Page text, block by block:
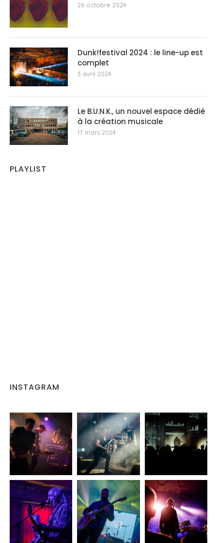
26 octobre 2024
Dunk!festival 2024 : le line-up est
complet
3 avril 2024
Le B.U.N.K., un nouvel espace dédié
à la création musicale
17 mars 2024
PLAYLIST
INSTAGRAM